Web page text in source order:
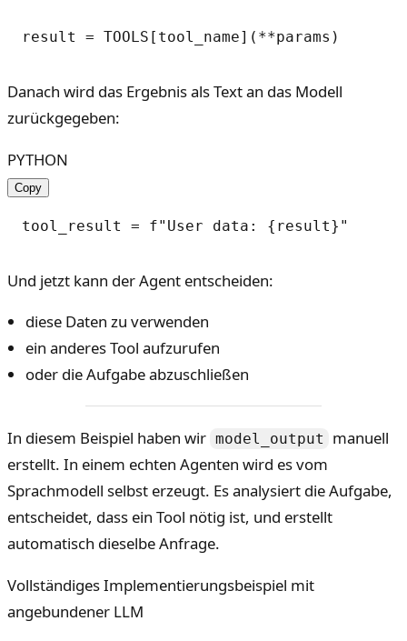
Danach wird das Ergebnis als Text an das Modell
zurückgegeben:
PYTHON
Copy
Und jetzt kann der Agent entscheiden:
diese Daten zu verwenden
ein anderes Tool aufzurufen
oder die Aufgabe abzuschließen
In diesem Beispiel haben wir model_output
manuell
erstellt. In einem echten Agenten wird es vom
Sprachmodell selbst erzeugt. Es analysiert die Aufgabe,
entscheidet, dass ein Tool nötig ist, und erstellt
automatisch dieselbe Anfrage.
Vollständiges Implementierungsbeispiel mit
angebundener LLM